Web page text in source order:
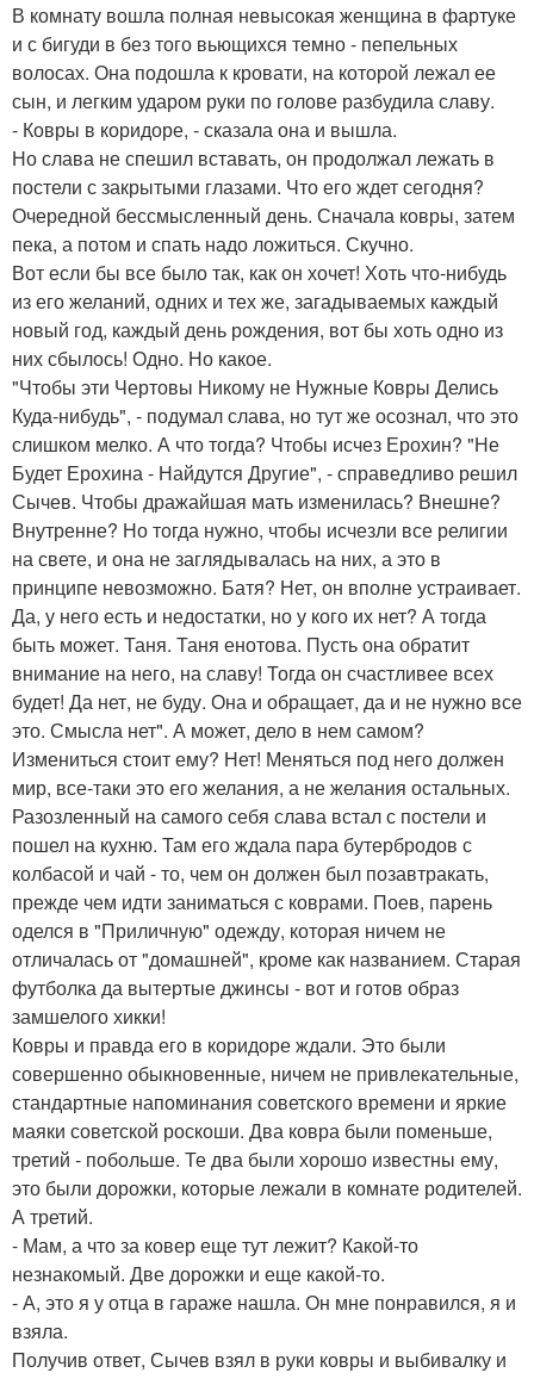
В комнату вошла полная невысокая женщина в фартуке
и с бигуди в без того вьющихся темно - пепельных
волосах. Она подошла к кровати, на которой лежал ее
сын, и легким ударом руки по голове разбудила славу.
- Ковры в коридоре, - сказала она и вышла.
Но слава не спешил вставать, он продолжал лежать в
постели с закрытыми глазами. Что его ждет сегодня?
Очередной бессмысленный день. Сначала ковры, затем
пека, а потом и спать надо ложиться. Скучно.
Вот если бы все было так, как он хочет! Хоть что-нибудь
из его желаний, одних и тех же, загадываемых каждый
новый год, каждый день рождения, вот бы хоть одно из
них сбылось! Одно. Но какое.
"Чтобы эти Чертовы Никому не Нужные Ковры Делись
Куда-нибудь", - подумал слава, но тут же осознал, что это
слишком мелко. А что тогда? Чтобы исчез Ерохин? "Не
Будет Ерохина - Найдутся Другие", - справедливо решил
Сычев. Чтобы дражайшая мать изменилась? Внешне?
Внутренне? Но тогда нужно, чтобы исчезли все религии
на свете, и она не заглядывалась на них, а это в
принципе невозможно. Батя? Нет, он вполне устраивает.
Да, у него есть и недостатки, но у кого их нет? А тогда
быть может. Таня. Таня енотова. Пусть она обратит
внимание на него, на славу! Тогда он счастливее всех
будет! Да нет, не буду. Она и обращает, да и не нужно все
это. Смысла нет". А может, дело в нем самом?
Измениться стоит ему? Нет! Меняться под него должен
мир, все-таки это его желания, а не желания остальных.
Разозленный на самого себя слава встал с постели и
пошел на кухню. Там его ждала пара бутербродов с
колбасой и чай - то, чем он должен был позавтракать,
прежде чем идти заниматься с коврами. Поев, парень
оделся в "Приличную" одежду, которая ничем не
отличалась от "домашней", кроме как названием. Старая
футболка да вытертые джинсы - вот и готов образ
замшелого хикки!
Ковры и правда его в коридоре ждали. Это были
совершенно обыкновенные, ничем не привлекательные,
стандартные напоминания советского времени и яркие
маяки советской роскоши. Два ковра были поменьше,
третий - побольше. Те два были хорошо известны ему,
это были дорожки, которые лежали в комнате родителей.
А третий.
- Мам, а что за ковер еще тут лежит? Какой-то
незнакомый. Две дорожки и еще какой-то.
- А, это я у отца в гараже нашла. Он мне понравился, я и
взяла.
Получив ответ, Сычев взял в руки ковры и выбивалку и